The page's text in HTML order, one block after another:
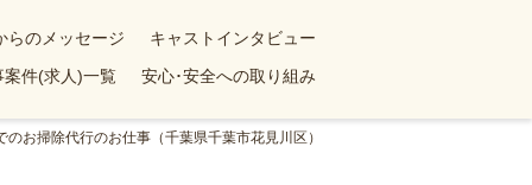
らのメッセージ
キャストインタビュー
案件(求人)一覧 安心･安全への取り組み
お掃除代行のお仕事（千葉県千葉市花見川区）